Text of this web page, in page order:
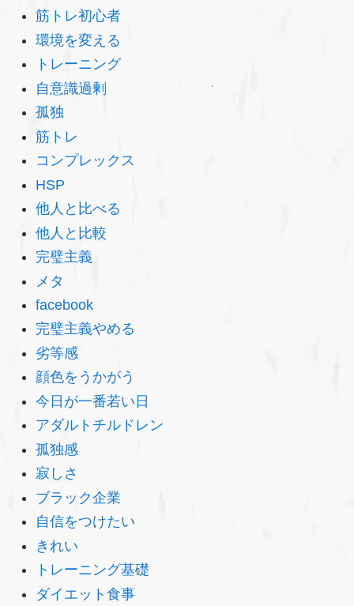
筋トレ初心者
環境を変える
トレーニング
自意識過剰
孤独
筋トレ
コンプレックス
HSP
他人と比べる
他人と比較
完璧主義
メタ
facebook
完璧主義やめる
劣等感
顔色をうかがう
今日が一番若い日
アダルトチルドレン
孤独感
寂しさ
ブラック企業
自信をつけたい
きれい
トレーニング基礎
ダイエット食事